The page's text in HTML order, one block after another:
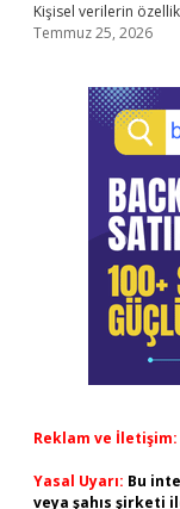
Kişisel verilerin
Temmuz 25, 2026
Reklam ve İletişim:
Yasal Uyarı: Bu
veya şahıs şirketi